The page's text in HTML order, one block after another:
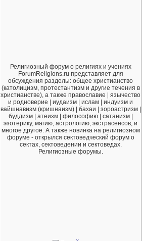
Религиозный форум о религиях и учениях
ForumReligions.ru представляет для
обсуждения разделы: общее христианство
(католицизм, протестантизм и другие течения в
христианстве), а также православие | язычество
и родноверие | иудаизм | ислам | индуизм и
вайшнавизм (кришнаизм) | бахаи | зороастризм |
буддизм | атеизм | философию | сатанизм |
эзотерику, магию, астрологию, экстрасенсов, и
многое другое. А также новинка на религиозном
форуме - открылся сектоведческий форум о
сектах, сектоведении и сектоведах.
Религиозные форумы.